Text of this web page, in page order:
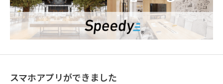
スマホアプリができました